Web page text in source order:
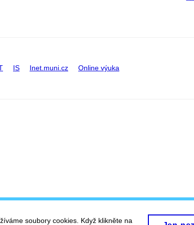
IS Inet.muni.cz Online výuka
soubory cookies. Když klikněte na